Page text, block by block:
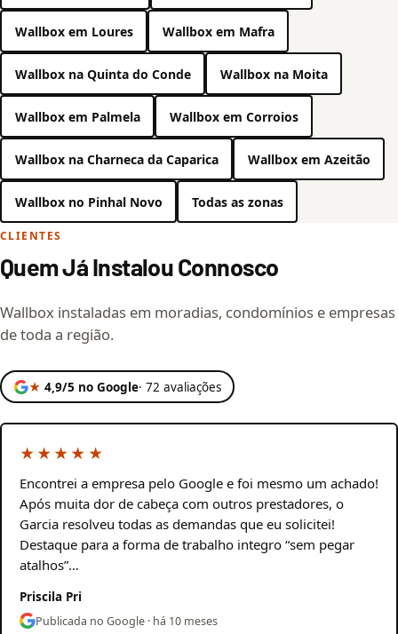
Wallbox em Loures Wallbox em Mafra
Wallbox na Quinta do Conde Wallbox na Moita
Wallbox em Palmela Wallbox em Corroios
Wallbox na Charneca da Caparica Wallbox em Azeitão
Wallbox no Pinhal Novo Todas as zonas
CLIENTES
Quem Já Instalou Connosco
Wallbox instaladas em moradias, condomínios e empresas
de toda a região.
★ 4,9/5 no Google· 72 avaliações
★★★★★
Encontrei a empresa pelo Google e foi mesmo um achado!
Após muita dor de cabeça com outros prestadores, o
Garcia resolveu todas as demandas que eu solicitei!
Destaque para a forma de trabalho integro “sem pegar
atalhos”…
Priscila Pri
Publicada no Google · há 10 meses